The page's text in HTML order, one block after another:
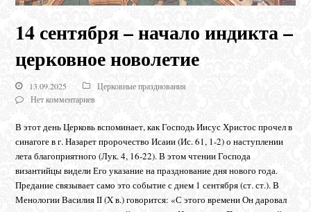
14 сентября – начало индикта –
церковное новолетие
13.09.2025
Церковные празднования
Нет комментариев
В этот день Церковь вспоминает, как Господь Иисус Христос прочел в
синагоге в г. Назарет пророчество Исаии (Ис. 61, 1-2) о наступлении
лета благоприятного (Лук. 4, 16-22). В этом чтении Господа
византийцы видели Его указание на празднование дня нового года.
Предание связывает само это событие с днем 1 сентября (ст. ст.). В
Менологии Василия II (X в.) говорится: «С этого времени Он даровал